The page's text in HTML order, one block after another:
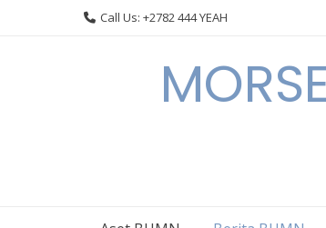
Call Us: +2782 444 YEAH